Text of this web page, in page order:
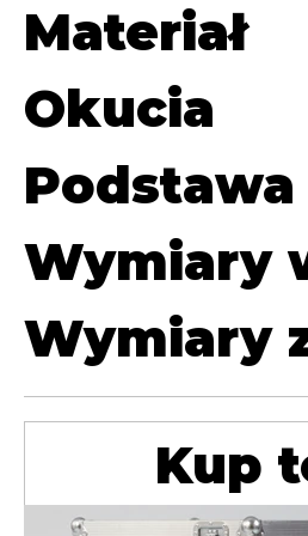
Materiał
Okucia
Podstawa
Wymiary
Wymiary
Kup